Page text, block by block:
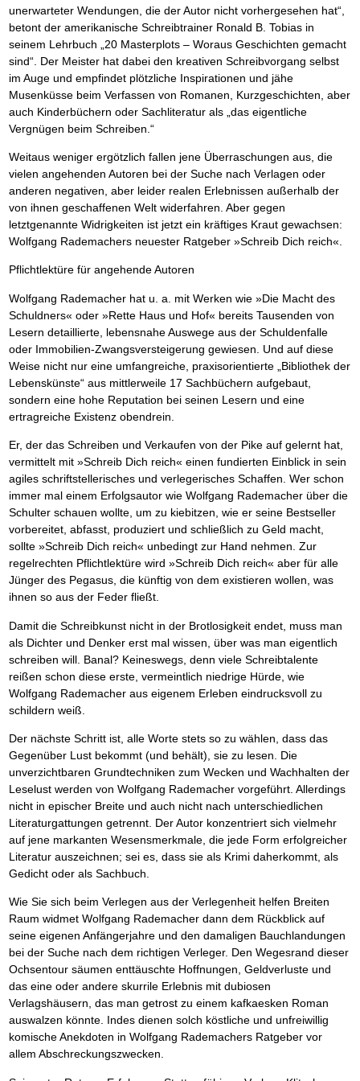
Behalten Sie den Überblick
Vermögenssicherung durch GbR-Vertrag NEU
Schutzwall für Hab und Gut
GbR-Vertrag mit beschränkter Haftung BESTSELLER
GbR als Einzelperson gründen
Sich rechtlich einrichten BRANDNEU
Schützen Sie sich
Stiftung gründen und profitabel vermarkten
Gründen Sie Ihre Stiftung
Mental Force
Entfalten Sie Ihre geistigen Kräfte
Mental Force - Hörbuch
Geistigen Kräfte, die unter die Haut gehen
Nutze Deine geistigen Waffen
Schlüssel des Erfolgs
Hilf Dir selbst, hilft Dir Gott
Immer den Geist zum TUN begeistern
Die Feuerkraft TIPP
Holen Sie Erfolg in Ihr Leben
Mit System zum Erfolg GEHEIMTIPP
Starten Sie endlich durch
Die Macht des Schuldners (Hörbuch) TIPP
Jetzt neu für Unterwegs
Der Schuldenkalkulator NEU
Weg mit Ihren Schulden - per Mausklick
Mach Pleite und starte durch TIPP
Der sichere Weg aus der wirtschaftlichen Pleite
Vermögenssicherung durch GbR-Vertrag
Schach dem Gerichtsvollzieher
Gerichtsvollziehervorschriften nutzen
Weiße Weste durch UmzugTIPP
Die Betablocker Insolvenz NEU
Insolvenzantrag abwehren
Finanzielle Freiheit trotz Insolvenz
80% Ihrer Einnahmen behalten
Wie man mit Pfändungen umgeht BRANDNEU
TV-Lehrgang: Wie man mit Pfändungen umgeht EMPFEHLUNG
Schnell und kompakt
Schach der SCHUFA FRISCH EINGETROFFEN
Schnell eine saubere SCHUFA
Das richtige Post-Know-How NEUERSCHEINUNG
GbR als Einzelperson gründen
Frei Fahrt ohne Punkte
Kaufe doch Deine Schulden BRANDNEU
Die Macht des Schuldners
Der Weg zur finanziellen Freiheit
Federleicht lebendig schreiben SCHREIB-TIPP
Ohne Probleme clever Texten und Schreiben
Die Macht des Telefax NEU
Zeit & Kommunikationsgewinn
Sichern Sie Einkommen und Vermögenswerte 100%-tig ab
Bekannt wie ein bunter Hund im Internet
schnell im Internet bekannt werden und damit viel Geld verdienen
Schreib Dich reich SCHREIB VERTRIEBS TIPP
Vom Gedanken zum Bestseller
unerwarteter Wendungen, die der Autor nicht vorhergesehen hat“,
betont der amerikanische Schreibtrainer Ronald B. Tobias in
seinem Lehrbuch „20 Masterplots – Woraus Geschichten gemacht
sind“. Der Meister hat dabei den kreativen Schreibvorgang selbst
im Auge und empfindet plötzliche Inspirationen und jähe
Musenküsse beim Verfassen von Romanen, Kurzgeschichten, aber
auch Kinderbüchern oder Sachliteratur als „das eigentliche
Vergnügen beim Schreiben.“
Weitaus weniger ergötzlich fallen jene Überraschungen aus, die
vielen angehenden Autoren bei der Suche nach Verlagen oder
anderen negativen, aber leider realen Erlebnissen außerhalb der
von ihnen geschaffenen Welt widerfahren. Aber gegen
letztgenannte Widrigkeiten ist jetzt ein kräftiges Kraut gewachsen:
Wolfgang Rademachers neuester Ratgeber »Schreib Dich reich«.
Pflichtlektüre für angehende Autoren
Wolfgang Rademacher hat u. a. mit Werken wie »Die Macht des
Schuldners« oder »Rette Haus und Hof« bereits Tausenden von
Lesern detaillierte, lebensnahe Auswege aus der Schuldenfalle
oder Immobilien-Zwangsversteigerung gewiesen. Und auf diese
Weise nicht nur eine umfangreiche, praxisorientierte „Bibliothek der
Lebenskünste“ aus mittlerweile 17 Sachbüchern aufgebaut,
sondern eine hohe Reputation bei seinen Lesern und eine
ertragreiche Existenz obendrein.
Er, der das Schreiben und Verkaufen von der Pike auf gelernt hat,
vermittelt mit »Schreib Dich reich« einen fundierten Einblick in sein
agiles schriftstellerisches und verlegerisches Schaffen. Wer schon
immer mal einem Erfolgsautor wie Wolfgang Rademacher über die
Schulter schauen wollte, um zu kiebitzen, wie er seine Bestseller
vorbereitet, abfasst, produziert und schließlich zu Geld macht,
sollte »Schreib Dich reich« unbedingt zur Hand nehmen. Zur
regelrechten Pflichtlektüre wird »Schreib Dich reich« aber für alle
Jünger des Pegasus, die künftig von dem existieren wollen, was
ihnen so aus der Feder fließt.
Damit die Schreibkunst nicht in der Brotlosigkeit endet, muss man
als Dichter und Denker erst mal wissen, über was man eigentlich
schreiben will. Banal? Keineswegs, denn viele Schreibtalente
reißen schon diese erste, vermeintlich niedrige Hürde, wie
Wolfgang Rademacher aus eigenem Erleben eindrucksvoll zu
schildern weiß.
Der nächste Schritt ist, alle Worte stets so zu wählen, dass das
Gegenüber Lust bekommt (und behält), sie zu lesen. Die
unverzichtbaren Grundtechniken zum Wecken und Wachhalten der
Leselust werden von Wolfgang Rademacher vorgeführt. Allerdings
nicht in epischer Breite und auch nicht nach unterschiedlichen
Literaturgattungen getrennt. Der Autor konzentriert sich vielmehr
auf jene markanten Wesensmerkmale, die jede Form erfolgreicher
Literatur auszeichnen; sei es, dass sie als Krimi daherkommt, als
Gedicht oder als Sachbuch.
Wie Sie sich beim Verlegen aus der Verlegenheit helfen Breiten
Raum widmet Wolfgang Rademacher dann dem Rückblick auf
seine eigenen Anfängerjahre und den damaligen Bauchlandungen
bei der Suche nach dem richtigen Verleger. Den Wegesrand dieser
Ochsentour säumen enttäuschte Hoffnungen, Geldverluste und
das eine oder andere skurrile Erlebnis mit dubiosen
Verlagshäusern, das man getrost zu einem kafkaesken Roman
auswalzen könnte. Indes dienen solch köstliche und unfreiwillig
komische Anekdoten in Wolfgang Rademachers Ratgeber vor
allem Abschreckungszwecken.